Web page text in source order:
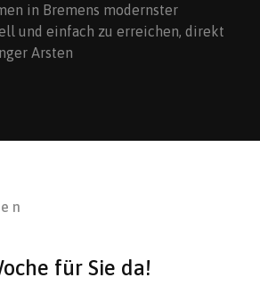
in Bremens modernster
und einfach zu erreichen, direkt
Arsten
für Sie da!